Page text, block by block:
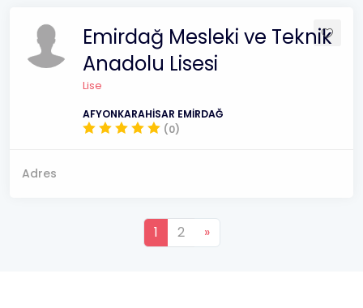
Emirdağ Mesleki ve Teknik
Anadolu Lisesi
Lise
AFYONKARAHİSAR EMİRDAĞ
(0)
Adres
1 2 »